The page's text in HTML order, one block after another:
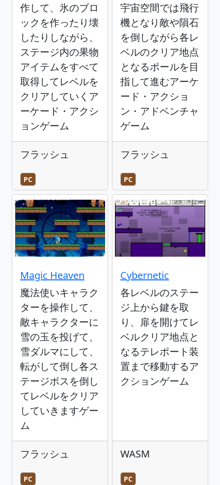
作して、氷のブロ
ックを作ったり壊
したりしながら、
ステージ内の果物
アイテムをすべて
取得してレベルを
クリアしていくア
ーケード・アクシ
ョンゲーム
フラッシュ
PC
宇宙空間では飛行
機となり敵や隕石
を倒しながら各レ
ベルのクリア地点
となるポールを目
指して進むアーケ
ード・アクショ
ン・アドベンチャ
ゲーム
フラッシュ
PC
Magic Heaven
魔法使いキャラク
ターを操作して、
敵キャラクターに
雪の玉を投げて、
雪ダルマにして、
転がして倒し各ス
テージボスを倒し
てレベルをクリア
していきますゲー
ム
フラッシュ
PC
Cybernetic
各レベルのステー
ジ上から鍵を取
り、扉を開けてレ
ベルクリア地点と
なるテレポート装
置まで移動するア
クションゲーム
WASM
PC